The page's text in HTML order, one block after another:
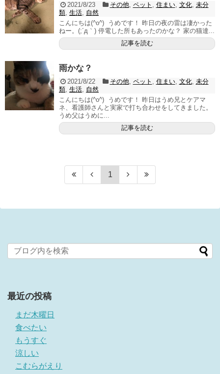
2021/8/23 その他, ペット 住まい, 文化, 未分
類 生活 自然
こんにちは(^o^) うめです！ 昨日の夜の雷は凄かった
ねー。(;´д｀) 停電した所もあったのかな？ 家の猫達...
記事を読む
雨かな？
2021/8/22 その他, ペット 住まい, 文化, 未分
類 生活 自然
こんにちは(^o^) うめです！ 昨日はうめ兄とケアマ
ネ、看護師さんと実家で打ち合わせをしてきました。
うめ父はうめに...
記事を読む
1
最近の投稿
まだ木曜日
食べたい
もうすぐ
涼しい
こむらがえり